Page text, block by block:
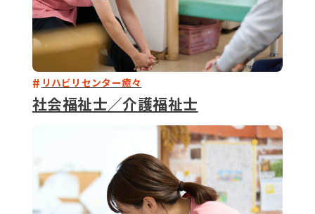
リハビリセンター癒々
社会福祉士／介護福祉士